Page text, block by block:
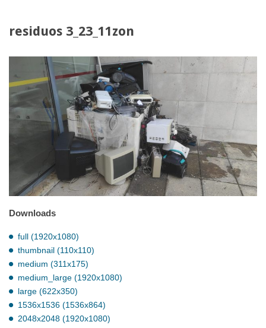
residuos 3_23_11zon
Downloads
full (1920x1080)
thumbnail (110x110)
medium (311x175)
medium_large (1920x1080)
large (622x350)
1536x1536 (1536x864)
2048x2048 (1920x1080)